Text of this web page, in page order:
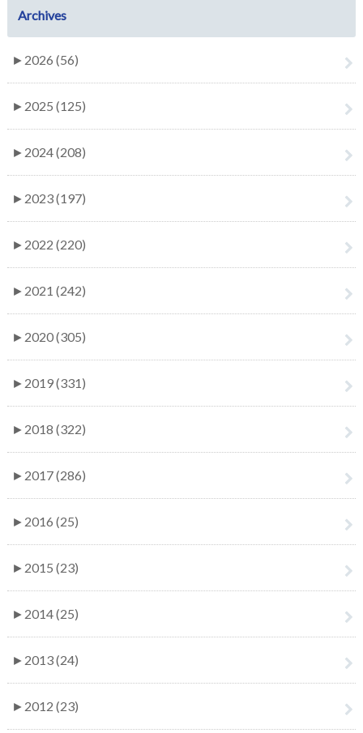
Archives
► 2026 (56)
► 2025 (125)
► 2024 (208)
► 2023 (197)
► 2022 (220)
► 2021 (242)
► 2020 (305)
► 2019 (331)
► 2018 (322)
► 2017 (286)
► 2016 (25)
► 2015 (23)
► 2014 (25)
► 2013 (24)
► 2012 (23)